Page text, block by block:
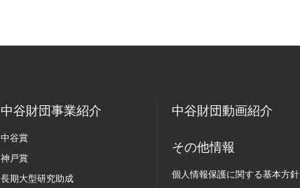
中谷財団事業紹介
中谷賞
神戸賞
長期大型研究助成
中谷財団動画紹介
その他情報
個人情報保護に関する基本方針